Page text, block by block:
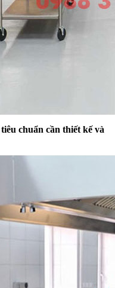
chuẩn cần thiết kế và